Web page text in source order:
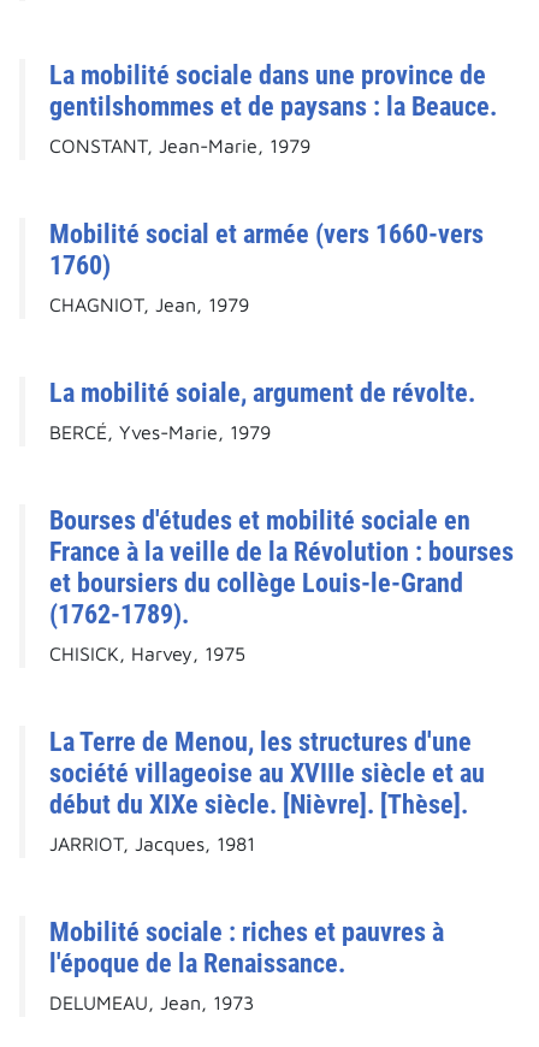
La mobilité sociale dans une province de
gentilshommes et de paysans : la Beauce.
CONSTANT, Jean-Marie, 1979
Mobilité social et armée (vers 1660-vers
1760)
CHAGNIOT, Jean, 1979
La mobilité soiale, argument de révolte.
BERCÉ, Yves-Marie, 1979
Bourses d'études et mobilité sociale en
France à la veille de la Révolution : bourses
et boursiers du collège Louis-le-Grand
(1762-1789).
CHISICK, Harvey, 1975
La Terre de Menou, les structures d'une
société villageoise au XVIIIe siècle et au
début du XIXe siècle. [Nièvre]. [Thèse].
JARRIOT, Jacques, 1981
Mobilité sociale : riches et pauvres à
l'époque de la Renaissance.
DELUMEAU, Jean, 1973